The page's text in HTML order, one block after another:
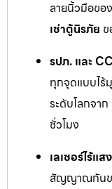
ลายนิ้วมือขอ
เช่าตู้นิรภัย
รปภ. และ
ทุกจุดแบบไร้
ระดับโลกจา
ชั่วโมง
เลเซอร์ไร้แ
สัญญาณกันขโ